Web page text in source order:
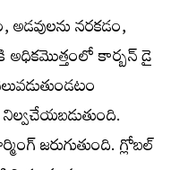
నరకడం,
కార్బన్ డై
జరుగుతుంది. గ్లోబల్